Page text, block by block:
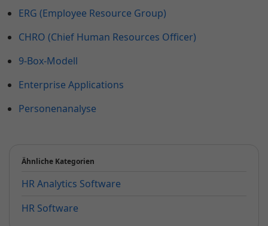
ERG (Employee Resource Group)
CHRO (Chief Human Resources Officer)
9-Box-Modell
Enterprise Applications
Personenanalyse
Ähnliche Kategorien
HR Analytics Software
HR Software